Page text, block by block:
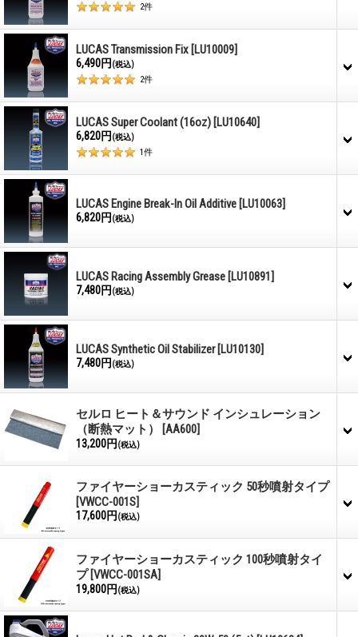
2件
LUCAS Transmission Fix [LU10009]
6,490円 (税込)
2件
LUCAS Super Coolant (16oz) [LU10640]
6,820円 (税込)
1件
LUCAS Engine Break-In Oil Additive [LU10063]
6,820円 (税込)
LUCAS Racing Assembly Grease [LU10891]
7,480円 (税込)
LUCAS Synthetic Oil Stabilizer [LU10130]
7,480円 (税込)
セルロ ヒート＆サウンド インシュレーション
（断熱マット）
[AA600]
13,200円 (税込)
ファイヤーショーカスティック 50秒噴射タイプ
[VWCC-001S]
17,600円 (税込)
ファイヤーショーカスティック 100秒噴射タイ
プ [VWCC-001SA]
19,800円 (税込)